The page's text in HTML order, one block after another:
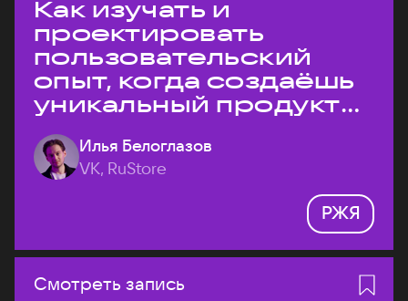
Как изучать и
проектировать
пользовательский
опыт, когда создаёшь
уникальный продукт
на рынке?
Илья Белоглазов
VK, RuStore
РЖЯ
Смотреть запись